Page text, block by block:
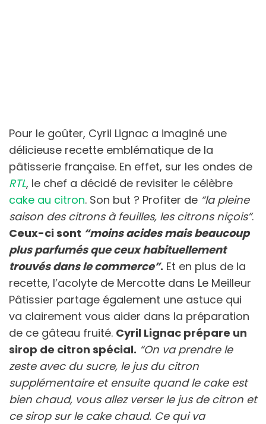
Pour le goûter, Cyril Lignac a imaginé une
délicieuse recette emblématique de la
pâtisserie française. En effet, sur les ondes de
RTL, le chef a décidé de revisiter le célèbre
cake au citron. Son but ? Profiter de “la pleine
saison des citrons à feuilles, les citrons niçois”.
Ceux-ci sont “moins acides mais beaucoup
plus parfumés que ceux habituellement
trouvés dans le commerce”. Et en plus de la
recette, l’acolyte de Mercotte dans Le Meilleur
Pâtissier partage également une astuce qui
va clairement vous aider dans la préparation
de ce gâteau fruité. Cyril Lignac prépare un
sirop de citron spécial. “On va prendre le
zeste avec du sucre, le jus du citron
supplémentaire et ensuite quand le cake est
bien chaud, vous allez verser le jus de citron et
ce sirop sur le cake chaud. Ce qui va